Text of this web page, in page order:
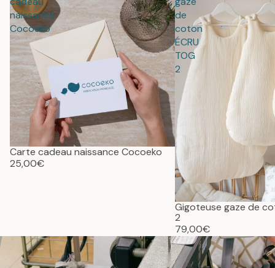
naissance
Cocoeko
Carte cadeau naissance Cocoeko
25,00€
de
coton
ÉCRU
TOG
2
Gigoteuse gaze de
2
79,00€